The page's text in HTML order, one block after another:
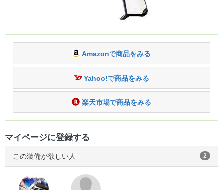
Amazonで商品をみる
Yahoo!で商品をみる
楽天市場で商品をみる
マイページに登録する
この装備が欲しい人 2